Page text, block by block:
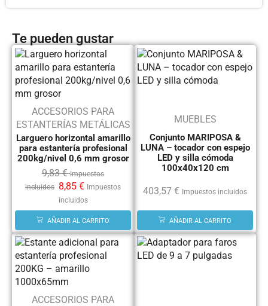
Te pueden gustar
ACCESORIOS PARA
ESTANTERÍAS METÁLICAS
Larguero horizontal amarillo
para estantería profesional
200kg/nivel 0,6 mm grosor
9,83€ Impuestos
incluidos 8,85 € Impuestos
incluidos
AÑADIR AL CARRITO
MUEBLES
Conjunto MARIPOSA &
LUNA – tocador con espejo
LED y silla cómoda
100x40x120 cm
403,57 € Impuestos incluidos
AÑADIR AL CARRITO
ACCESORIOS PARA